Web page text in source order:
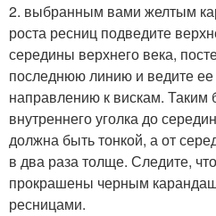
2. выбранным вами желтым
роста ресниц подведите
середины верхнего века,
последнюю линию и ведите ее
направлению к вискам.
внутреннего уголка до
должна быть тонкой, а от
в два раза толще. Следите,
прокрашены черным
ресницами.